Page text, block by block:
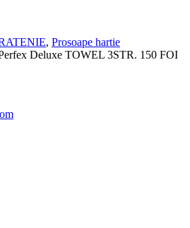
, Prosoape hartie
Deluxe TOWEL 3STR. 150 FOI